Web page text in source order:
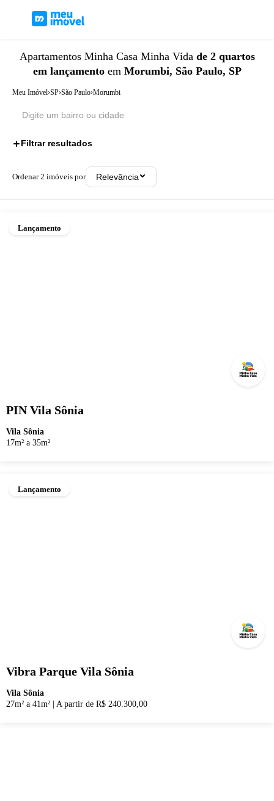
Apartamentos Minha Casa Minha Vida de 2 quartos
em lançamento em Morumbi, São Paulo, SP
Meu Imóvel›SP›São Paulo›Morumbi
Filtrar resultados
Ordenar2 imóveis por Relevância
Lançamento
PIN Vila Sônia
Vila Sônia
17m² a 35m²
Lançamento
Vibra Parque Vila Sônia
Vila Sônia
27m² a 41m²
A partir de R$ 240.300,00